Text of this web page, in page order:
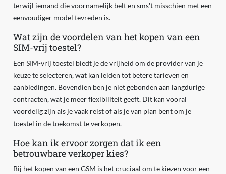
terwijl iemand die voornamelijk belt en sms't misschien met een
eenvoudiger model tevreden is.
Wat zijn de voordelen van het kopen van een
SIM-vrij toestel?
Een SIM-vrij toestel biedt je de vrijheid om de provider van je
keuze te selecteren, wat kan leiden tot betere tarieven en
aanbiedingen. Bovendien ben je niet gebonden aan langdurige
contracten, wat je meer flexibiliteit geeft. Dit kan vooral
voordelig zijn als je vaak reist of als je van plan bent om je
toestel in de toekomst te verkopen.
Hoe kan ik ervoor zorgen dat ik een
betrouwbare verkoper kies?
Bij het kopen van een GSM is het cruciaal om te kiezen voor een